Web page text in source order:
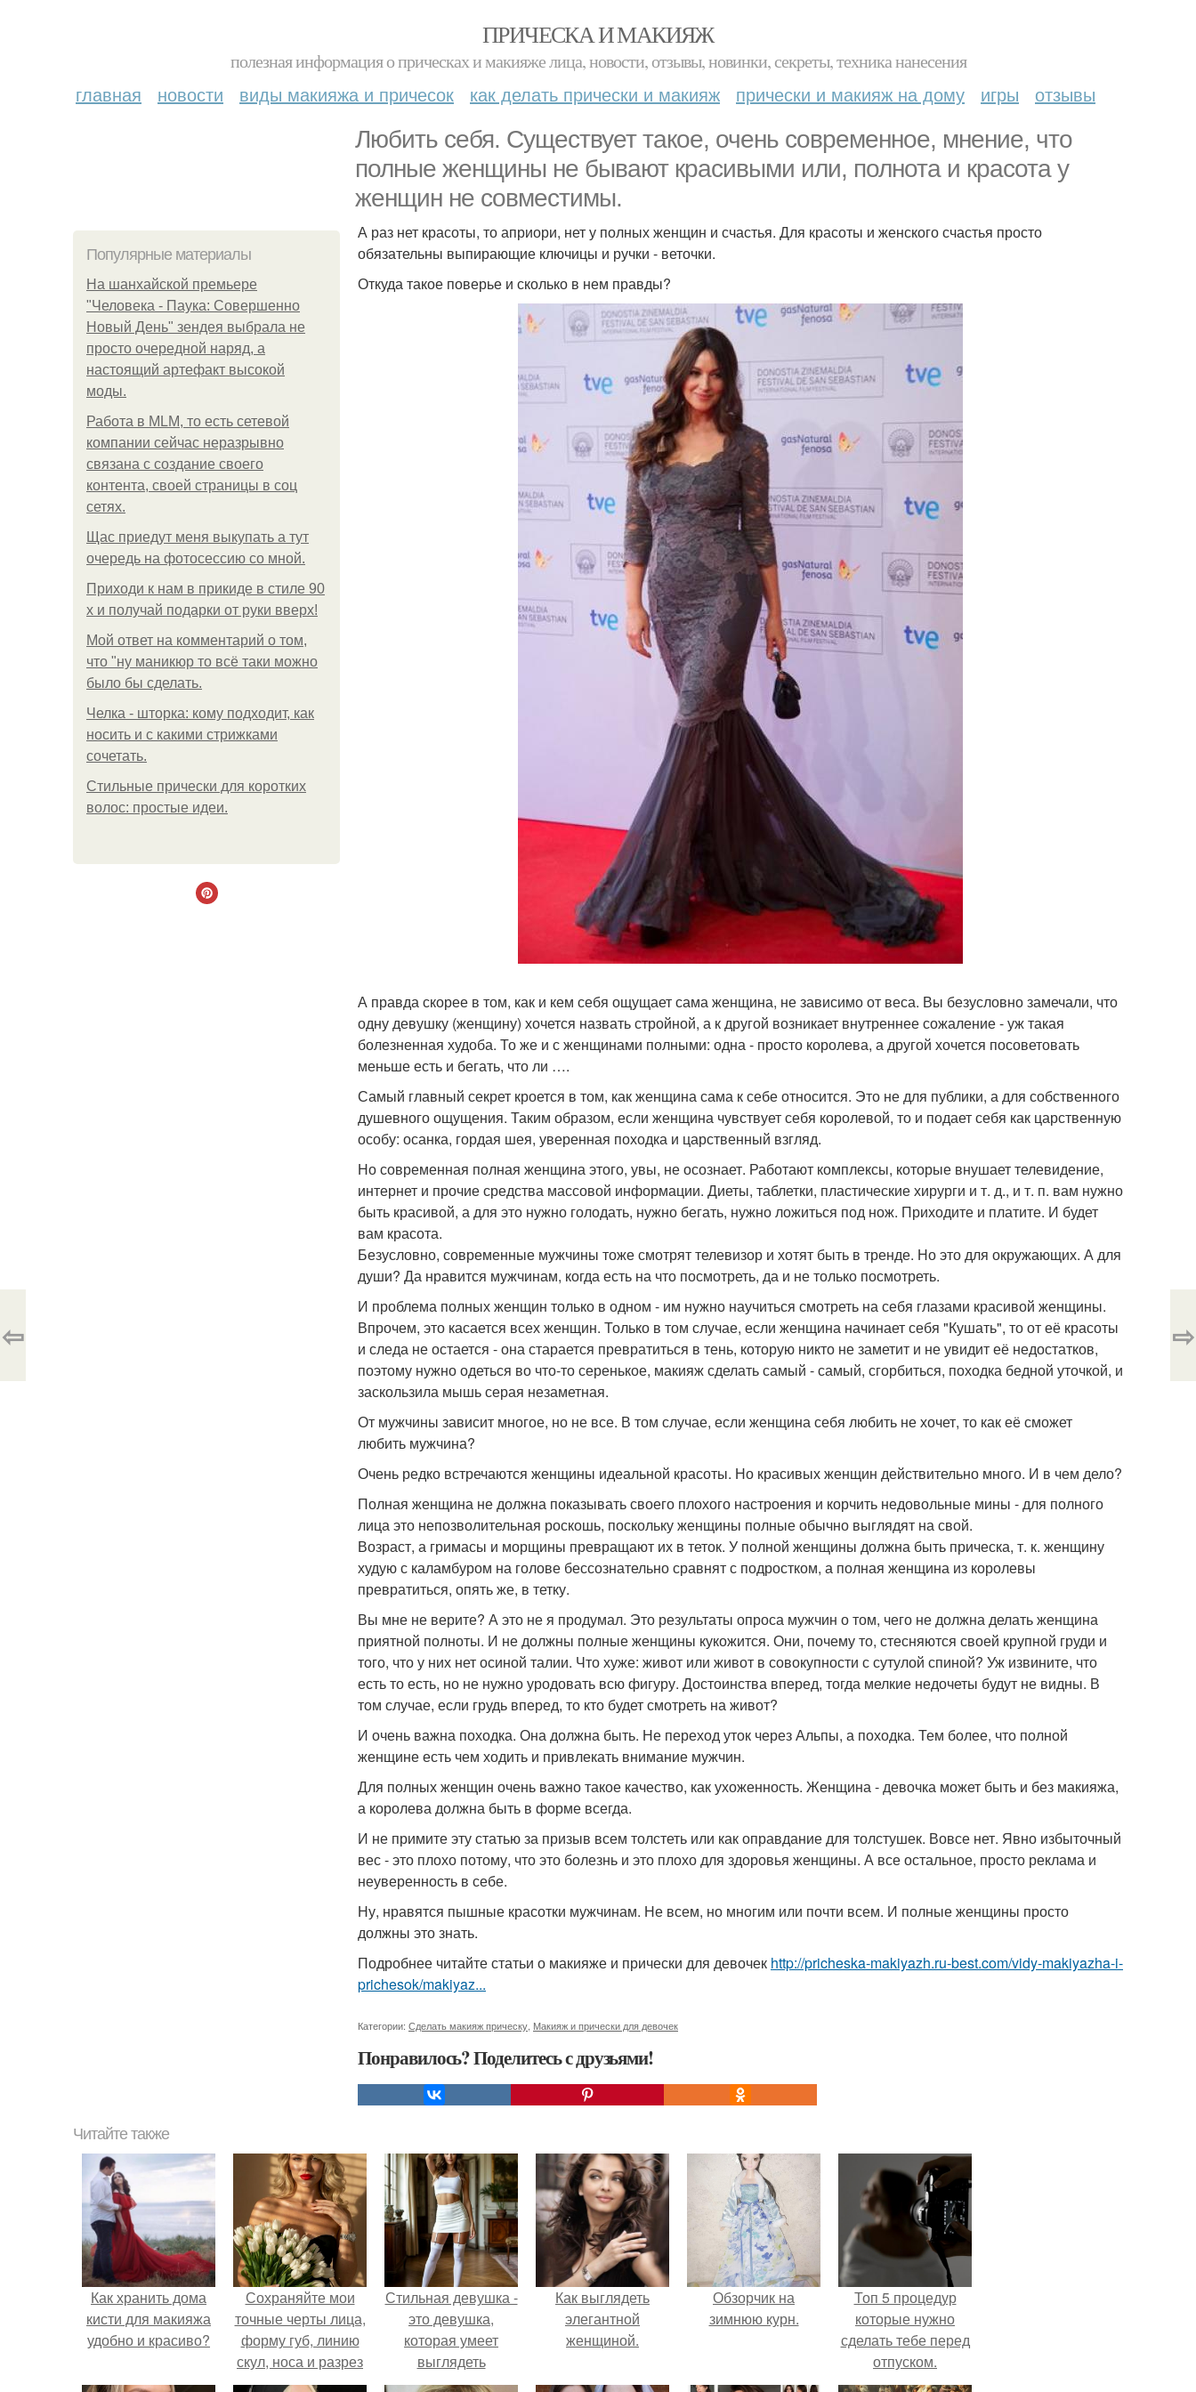
ПРИЧЕСКА И МАКИЯЖ
полезная информация о прическах и макияже лица, новости, отзывы, новинки, секреты, техника нанесения
главная новости виды макияжа и причесок как делать прически и макияж прически и макияж на дому игры отзывы
Любить себя. Существует такое, очень современное, мнение, что
полные женщины не бывают красивыми или, полнота и красота у
женщин не совместимы.
Популярные материалы
На шанхайской премьере
"Человека - Паука: Совершенно
Новый День" зендея выбрала не
просто очередной наряд, а
настоящий артефакт высокой
моды.
Работа в MLM, то есть сетевой
компании сейчас неразрывно
связана с создание своего
контента, своей страницы в соц
сетях.
Щас приедут меня выкупать а тут
очередь на фотосессию со мной.
Приходи к нам в прикиде в стиле 90
х и получай подарки от руки вверх!
Мой ответ на комментарий о том,
что "ну маникюр то всё таки можно
было бы сделать.
Челка - шторка: кому подходит, как
носить и с какими стрижками
сочетать.
Стильные прически для коротких
волос: простые идеи.
А раз нет красоты, то априори, нет у полных женщин и счастья. Для красоты и женского счастья просто
обязательны выпирающие ключицы и ручки - веточки.
Откуда такое поверье и сколько в нем правды?
А правда скорее в том, как и кем себя ощущает сама женщина, не зависимо от веса. Вы безусловно замечали, что
одну девушку (женщину) хочется назвать стройной, а к другой возникает внутреннее сожаление - уж такая
болезненная худоба. То же и с женщинами полными: одна - просто королева, а другой хочется посоветовать
меньше есть и бегать, что ли ….
Самый главный секрет кроется в том, как женщина сама к себе относится. Это не для публики, а для собственного
душевного ощущения. Таким образом, если женщина чувствует себя королевой, то и подает себя как царственную
особу: осанка, гордая шея, уверенная походка и царственный взгляд.
Но современная полная женщина этого, увы, не осознает. Работают комплексы, которые внушает телевидение,
интернет и прочие средства массовой информации. Диеты, таблетки, пластические хирурги и т. д., и т. п. вам нужно
быть красивой, а для это нужно голодать, нужно бегать, нужно ложиться под нож. Приходите и платите. И будет
вам красота.
Безусловно, современные мужчины тоже смотрят телевизор и хотят быть в тренде. Но это для окружающих. А для
души? Да нравится мужчинам, когда есть на что посмотреть, да и не только посмотреть.
И проблема полных женщин только в одном - им нужно научиться смотреть на себя глазами красивой женщины.
Впрочем, это касается всех женщин. Только в том случае, если женщина начинает себя "Кушать", то от её красоты
и следа не остается - она старается превратиться в тень, которую никто не заметит и не увидит её недостатков,
поэтому нужно одеться во что-то серенькое, макияж сделать самый - самый, сгорбиться, походка бедной уточкой, и
заскользила мышь серая незаметная.
От мужчины зависит многое, но не все. В том случае, если женщина себя любить не хочет, то как её сможет
любить мужчина?
Очень редко встречаются женщины идеальной красоты. Но красивых женщин действительно много. И в чем дело?
Полная женщина не должна показывать своего плохого настроения и корчить недовольные мины - для полного
лица это непозволительная роскошь, поскольку женщины полные обычно выглядят на свой.
Возраст, а гримасы и морщины превращают их в теток. У полной женщины должна быть прическа, т. к. женщину
худую с каламбуром на голове бессознательно сравнят с подростком, а полная женщина из королевы
превратиться, опять же, в тетку.
Вы мне не верите? А это не я продумал. Это результаты опроса мужчин о том, чего не должна делать женщина
приятной полноты. И не должны полные женщины кукожится. Они, почему то, стесняются своей крупной груди и
того, что у них нет осиной талии. Что хуже: живот или живот в совокупности с сутулой спиной? Уж извините, что
есть то есть, но не нужно уродовать всю фигуру. Достоинства вперед, тогда мелкие недочеты будут не видны. В
том случае, если грудь вперед, то кто будет смотреть на живот?
И очень важна походка. Она должна быть. Не переход уток через Альпы, а походка. Тем более, что полной
женщине есть чем ходить и привлекать внимание мужчин.
Для полных женщин очень важно такое качество, как ухоженность. Женщина - девочка может быть и без макияжа,
а королева должна быть в форме всегда.
И не примите эту статью за призыв всем толстеть или как оправдание для толстушек. Вовсе нет. Явно избыточный
вес - это плохо потому, что это болезнь и это плохо для здоровья женщины. А все остальное, просто реклама и
неуверенность в себе.
Ну, нравятся пышные красотки мужчинам. Не всем, но многим или почти всем. И полные женщины просто
должны это знать.
Подробнее читайте статьи о макияже и прически для девочек http://pricheska-makiyazh.ru-best.com/vidy-makiyazha-i-
prichesok/makiyaz...
Категории: Сделать макияж прическу Макияж и прически для девочек
Понравилось? Поделитесь с друзьями!
⇦ ⇨
Читайте также
Как хранить дома
кисти для макияжа
удобно и красиво?
Сохраняйте мои
точные черты лица,
форму губ, линию
скул, носа и разрез
глаз.
Стильная девушка -
это девушка,
которая умеет
выглядеть
привлекательно и
Как выглядеть
элегантной
женщиной.
Обзорчик на
зимнюю курн.
Топ 5 процедур
которые нужно
сделать тебе перед
отпуском.